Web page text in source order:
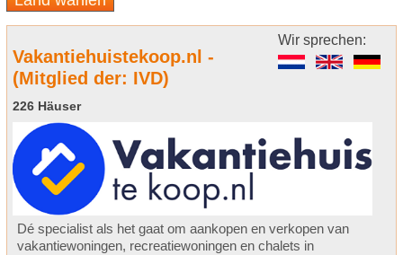
Wir sprechen:
Vakantiehuistekoop.nl -
(Mitglied der: IVD)
226 Häuser
Dé specialist als het gaat om aankopen en verkopen van
vakantiewoningen, recreatiewoningen en chalets in